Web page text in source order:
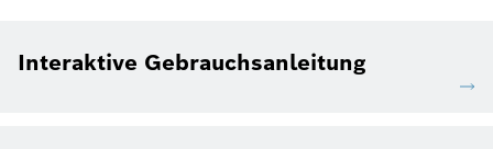
Interaktive Gebrauchsanleitung